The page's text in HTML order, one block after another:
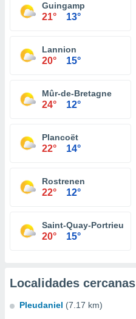
Guingamp
21° 13°
Lannion
20° 15°
Mûr-de-Bretagne
24° 12°
Plancoët
22° 14°
Rostrenen
22° 12°
Saint-Quay-Portrieux
20° 15°
Localidades cercanas
Pleudaniel (7.17 km)